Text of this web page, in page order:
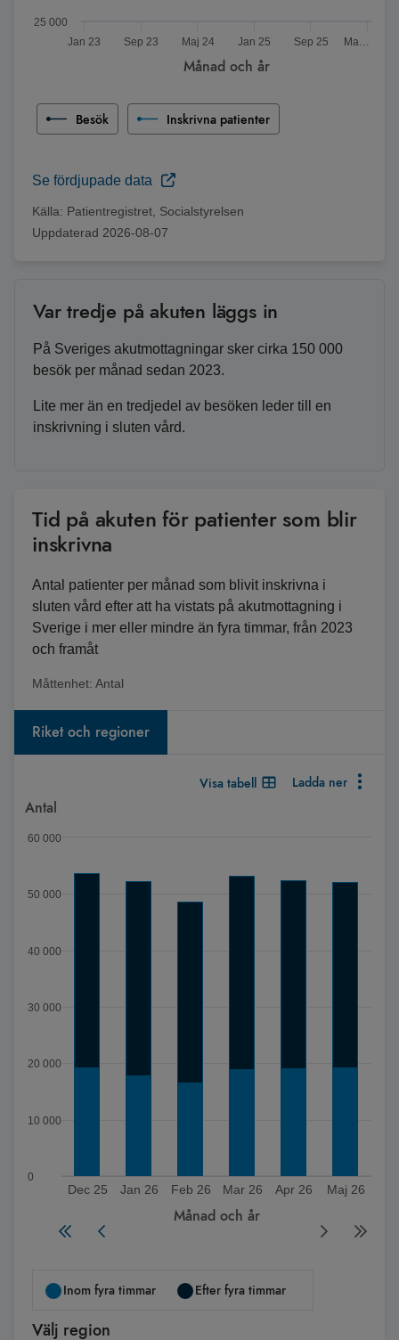
Månad och år
25 000
Jan 23 Sep 23 Maj 24 Jan 25 Sep 25 Maj 26
Besök Inskrivna patienter
Se fördjupade data
Källa: Patientregistret, Socialstyrelsen
Uppdaterad 2026-08-07
Var tredje på akuten läggs in
På Sveriges akutmottagningar sker cirka 150 000
besök per månad sedan 2023.
Lite mer än en tredjedel av besöken leder till en
inskrivning i sluten vård.
Tid på akuten för patienter som blir
inskrivna
Antal patienter per månad som blivit inskrivna i
sluten vård efter att ha vistats på akutmottagning i
Sverige i mer eller mindre än fyra timmar, från 2023
och framåt
Måttenhet: Antal
Riket och regioner
Visa tabell Ladda ner
Diagram
Stapeldiagram med 22 serier.
Månad och år
Dec 25 Jan 26 Feb 26 Mar 26 Apr 26 Maj 26
0
10 000
20 000
30 000
40 000
50 000
60 000
Antal
Inom fyra timmar Efter fyra timmar
Välj region